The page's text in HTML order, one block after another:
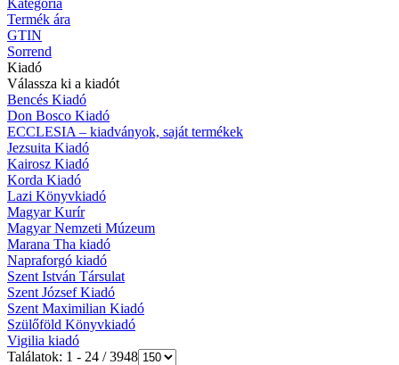
Kategória
Termék ára
GTIN
Sorrend
Kiadó
Válassza ki a kiadót
Bencés Kiadó
Don Bosco Kiadó
ECCLESIA – kiadványok, saját termékek
Jezsuita Kiadó
Kairosz Kiadó
Korda Kiadó
Lazi Könyvkiadó
Magyar Kurír
Magyar Nemzeti Múzeum
Marana Tha kiadó
Napraforgó kiadó
Szent István Társulat
Szent József Kiadó
Szent Maximilian Kiadó
Szülőföld Könyvkiadó
Vigilia kiadó
Találatok: 1 - 24 / 3948